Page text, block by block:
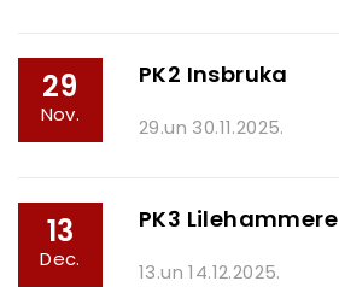
29
Nov.
PK2 Insbruka
29.un 30.11.2025.
13
Dec.
PK3 Lilehammere
13.un 14.12.2025.